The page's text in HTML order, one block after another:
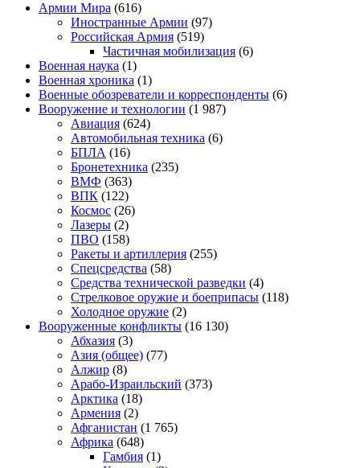
Армии Мира (616)
Иностранные Армии (97)
Российская Армия (519)
Частичная мобилизация (6)
Военная наука (1)
Военная хроника (1)
Военные обозреватели и корреспонденты (6)
Вооружение и технологии (1 987)
Авиация (624)
Автомобильная техника (6)
БПЛА (16)
Бронетехника (235)
ВМФ (363)
ВПК (122)
Космос (26)
Лазеры (2)
ПВО (158)
Ракеты и артиллерия (255)
Спецсредства (58)
Средства технической разведки (4)
Стрелковое оружие и боеприпасы (118)
Холодное оружие (2)
Вооруженные конфликты (16 130)
Абхазия (3)
Азия (общее) (77)
Алжир (8)
Арабо-Израильский (373)
Арктика (18)
Армения (2)
Афганистан (1 765)
Африка (648)
Гамбия (1)